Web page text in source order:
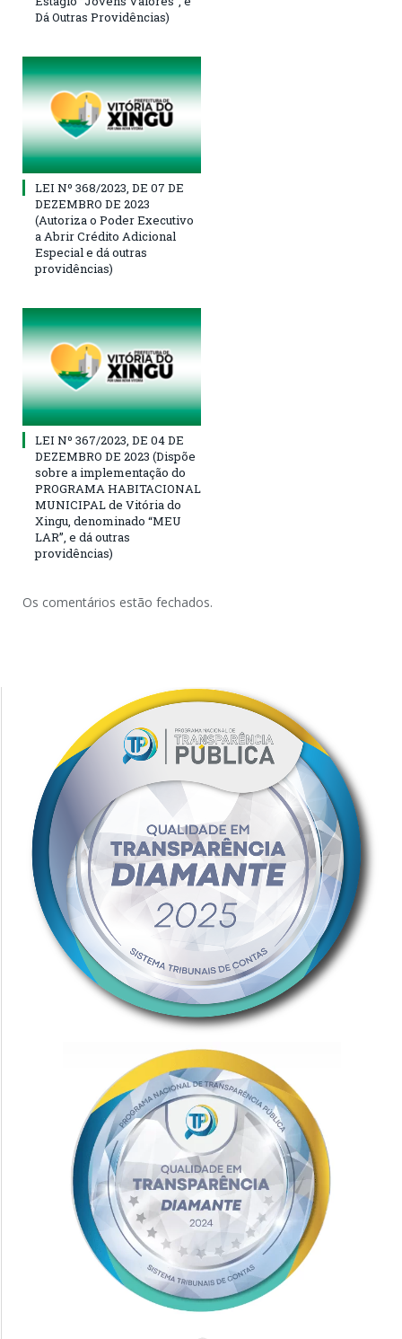
Dá Outras Providências)
LEI Nº 368/2023, DE 07 DE
DEZEMBRO DE 2023
(Autoriza o Poder Executivo
a Abrir Crédito Adicional
Especial e dá outras
providências)
LEI Nº 367/2023, DE 04 DE
DEZEMBRO DE 2023 (Dispõe
sobre a implementação do
PROGRAMA HABITACIONAL
MUNICIPAL de Vitória do
Xingu, denominado “MEU
LAR”, e dá outras
providências)
Os comentários estão fechados.